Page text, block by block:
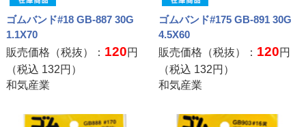
ゴムバンド#18 GB-887 30G
1.1X70
販売価格（税抜）： 120円
（税込 132円）
和気産業
ゴムバンド#175 GB-891 30G
4.5X60
販売価格（税抜）： 120円
（税込 132円）
和気産業